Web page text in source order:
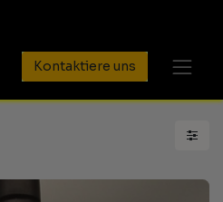
Kontaktiere uns